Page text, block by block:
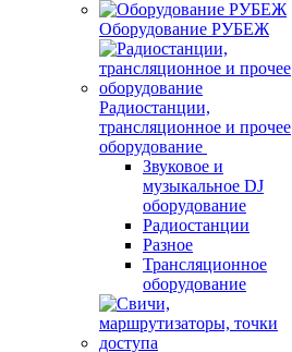
Оборудование РУБЕЖ
Радиостанции,
трансляционное и прочее
оборудование
Звуковое и
музыкальное DJ
оборудование
Радиостанции
Разное
Трансляционное
оборудование